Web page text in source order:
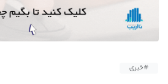
#خبری